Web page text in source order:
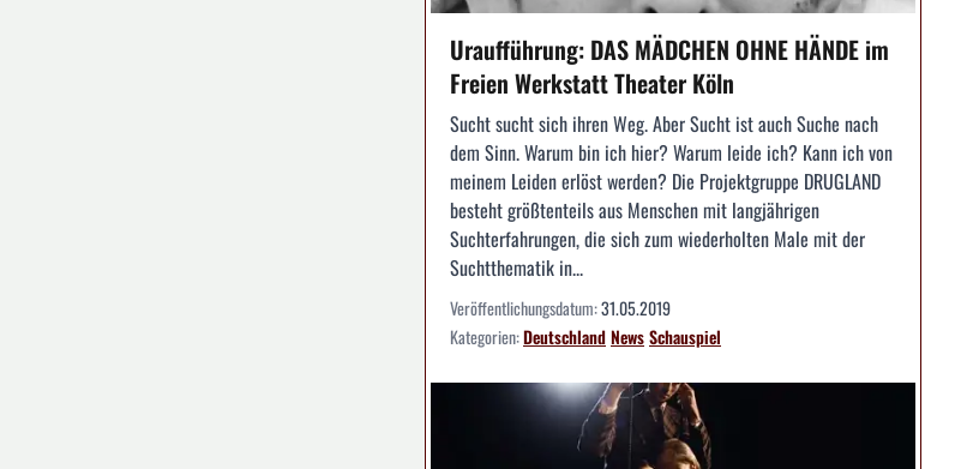
Uraufführung: DAS MÄDCHEN OHNE HÄNDE im
Freien Werkstatt Theater Köln
Sucht sucht sich ihren Weg. Aber Sucht ist auch Suche nach
dem Sinn. Warum bin ich hier? Warum leide ich? Kann ich von
meinem Leiden erlöst werden? Die Projektgruppe DRUGLAND
besteht größtenteils aus Menschen mit langjährigen
Suchterfahrungen, die sich zum wiederholten Male mit der
Suchtthematik in...
Veröffentlichungsdatum:31.05.2019
Kategorien:DeutschlandNewsSchauspiel